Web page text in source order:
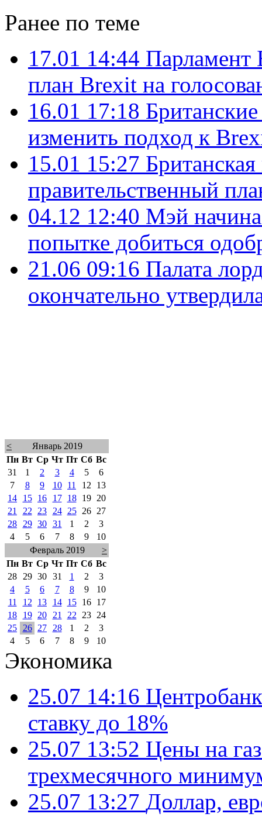
Ранее по теме
17.01 14:44 Парламент
план Brexit на
16.01 17:18
изменить подход к
15.01 15:27
правительственный
04.12 12:40 Мэй
попытке добиться
21.06 09:16 Палата
окончательно
<
Январь 2019
Пн Вт Ср Чт Пт Сб Вс
31
1 2 3 4 5
6
7
8 9 10 11 12
13
14
15 16 17 18 19
20
21
22 23 24 25 26
27
28
29 30 31 1 2
3
4
5 6 7 8 9
10
Февраль 2019
>
Пн Вт Ср Чт Пт Сб Вс
28
29 30 31 1 2
3
4
5 6 7 8 9
10
11
12 13 14 15 16
17
18
19 20 21 22 23
24
25
26 27 28 1 2
3
4
5 6 7 8 9 10
Экономика
25.07 14:16
ставку до 18%
25.07 13:52 Цены на
трехмесячного
25.07 13:27 Доллар,